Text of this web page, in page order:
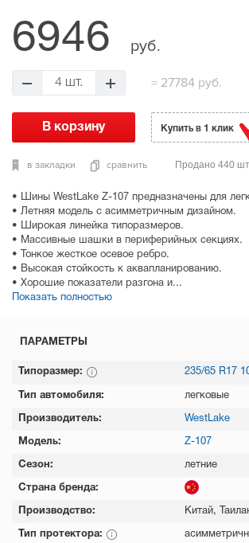
• Шины WestLake Z-107 предназначены для
• Летняя модель с асимметричным дизайном.
• Широкая линейка типоразмеров.
• Массивные шашки в периферийных секциях.
• Тонкое жесткое осевое ребро.
• Высокая стойкость к аквапланированию.
• Хорошие показатели разгона и...
Показать полностью
6946 руб.
4 шт. = 27784 руб.
в закладки сравнить
Купить в 1 клик
Продано 440
ПАРАМЕТРЫ
Типоразмер: 235/65 R17
Тип автомобиля: легковые
Производитель: WestLake
Модель: Z-107
Сезон: летние
Страна бренда:
Производство: Китай,
Тип протектора: